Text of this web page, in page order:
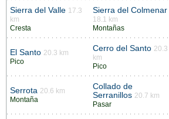
Sierra del Valle 17.3
km
Cresta
Sierra del Colmenar
18.1 km
Montañas
El Santo 20.3 km
Pico
Cerro del Santo 20.3
km
Pico
Serrota 20.6 km
Montaña
Collado de
Serranillos 20.7 km
Pasar